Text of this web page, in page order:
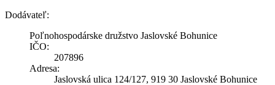
Dodávateľ:
Poľnohospodárske družstvo Jaslovské Bohunice
IČO:
207896
Adresa:
Jaslovská ulica 124/127, 919 30 Jaslovské Bohunice